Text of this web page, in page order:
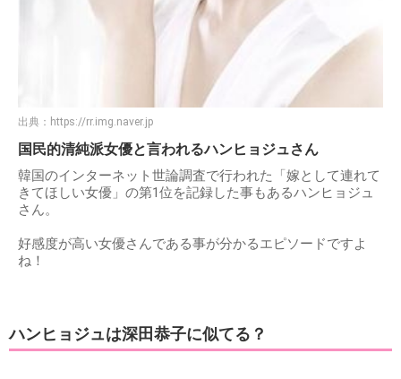
出典： https://rr.img.naver.jp
国民的清純派女優と言われるハンヒョジュさん
韓国のインターネット世論調査で行われた「嫁として連れて
きてほしい女優」の第1位を記録した事もあるハンヒョジュ
さん。
好感度が高い女優さんである事が分かるエピソードですよ
ね！
ハンヒョジュは深田恭子に似てる？